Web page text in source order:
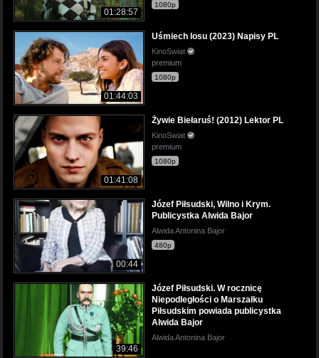
01:28:57
1080p
01:44:03
Uśmiech losu (2023) Napisy PL
KinoSwiat
premium
1080p
01:41:08
Żywie Biełaruś! (2012) Lektor PL
KinoSwiat
premium
1080p
00:44
Józef Piłsudski, Wilno i Krym.
Publicystka Alwida Bajor
Alwida Antonina Bajor
480p
39:46
Józef Piłsudski. W rocznicę
Niepodległości o Marszałku
Piłsudskim powiada publicystka
Alwida Bajor
Alwida Antonina Bajor